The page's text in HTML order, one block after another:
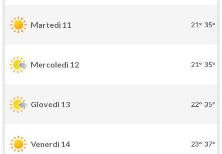
Martedì 11 21° 35°
Mercoledì 12 21° 35°
Giovedì 13 22° 35°
Venerdì 14 23° 37°